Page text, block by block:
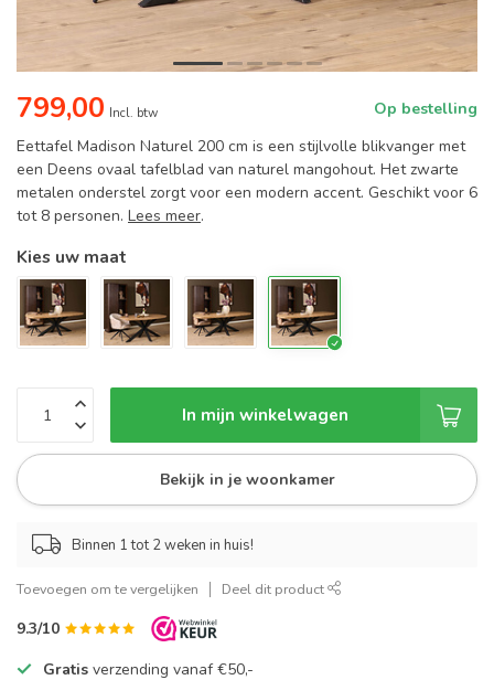
799,00 Incl. btw
Op bestelling
Eettafel Madison Naturel 200 cm is een stijlvolle blikvanger met
een Deens ovaal tafelblad van naturel mangohout. Het zwarte
metalen onderstel zorgt voor een modern accent. Geschikt voor 6
tot 8 personen. Lees meer.
Kies uw maat
In mijn winkelwagen
Bekijk in je woonkamer
Binnen 1 tot 2 weken in huis!
Toevoegen om te vergelijken Deel dit product
9.3/10
Gratis verzending vanaf €50,-